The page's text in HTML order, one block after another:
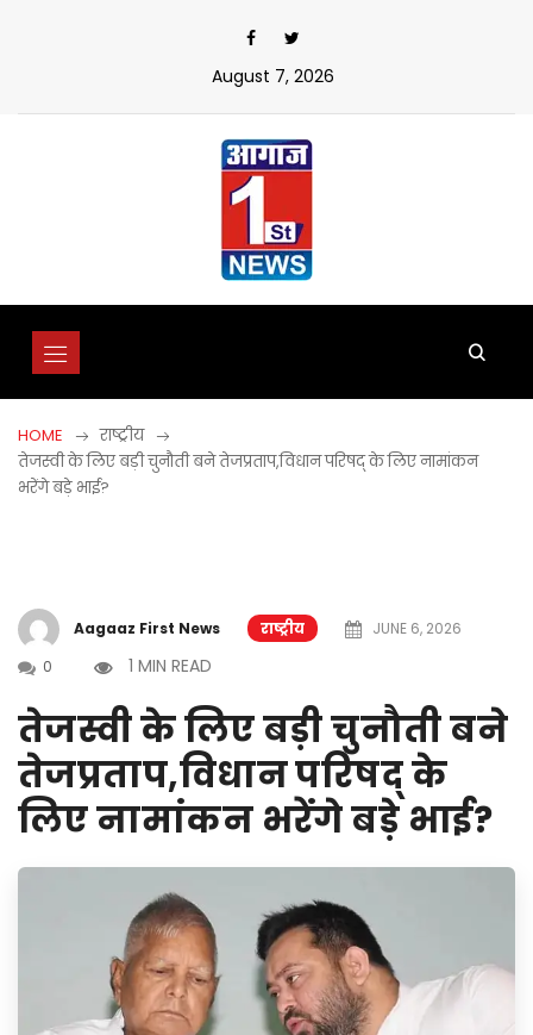
August 7, 2026
HOME
राष्ट्रीय
तेजस्वी के लिए बड़ी चुनौती बने तेजप्रताप,विधान परिषद् के लिए नामांकन
भरेंगे बड़े भाई?
Aagaaz First News राष्ट्रीय
JUNE 6, 2026
0
1 MIN READ
तेजस्वी के लिए बड़ी चुनौती बने
तेजप्रताप,विधान परिषद् के
लिए नामांकन भरेंगे बड़े भाई?